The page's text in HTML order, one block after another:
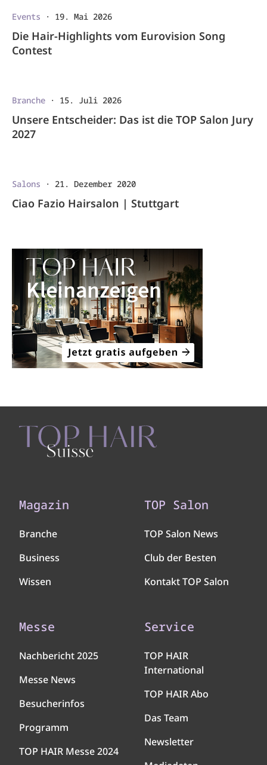
Events · 19. Mai 2026
Die Hair-Highlights vom Eurovision Song
Contest
Branche · 15. Juli 2026
Unsere Entscheider: Das ist die TOP Salon Jury
2027
Salons · 21. Dezember 2020
Ciao Fazio Hairsalon | Stuttgart
Magazin
Branche
Business
Wissen
TOP Salon
TOP Salon News
Club der Besten
Kontakt TOP Salon
Messe
Nachbericht 2025
Messe News
Besucherinfos
Programm
TOP HAIR Messe 2024
Service
TOP HAIR
International
TOP HAIR Abo
Das Team
Newsletter